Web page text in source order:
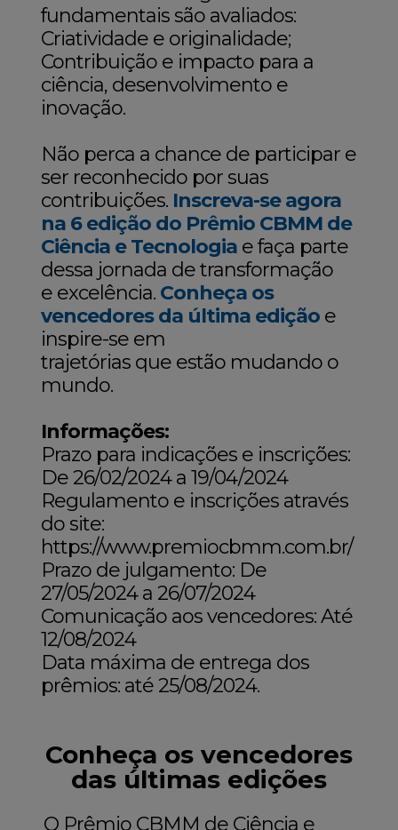
fundamentais são avaliados:
Criatividade e originalidade;
Contribuição e impacto para a
ciência, desenvolvimento e
inovação.
Não perca a chance de participar e
ser reconhecido por suas
contribuições. Inscreva-se agora
na 6 edição do Prêmio CBMM de
Ciência e Tecnologia e faça parte
dessa jornada de transformação
e excelência. Conheça os
vencedores da última edição e
inspire-se em
trajetórias que estão mudando o
mundo.
Informações:
Prazo para indicações e inscrições:
De 26/02/2024 a 19/04/2024
Regulamento e inscrições através
do site:
https://www.premiocbmm.com.br/
Prazo de julgamento: De
27/05/2024 a 26/07/2024
Comunicação aos vencedores: Até
12/08/2024
Data máxima de entrega dos
prêmios: até 25/08/2024.
Conheça os vencedores
das últimas edições
O Prêmio CBMM de Ciência e